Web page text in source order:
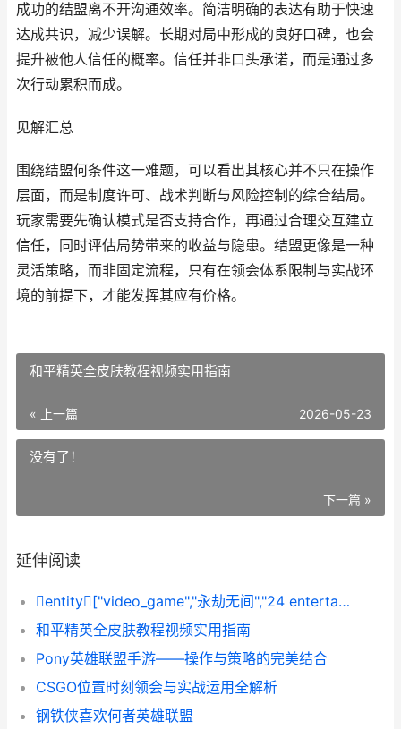
成功的结盟离不开沟通效率。简洁明确的表达有助于快速
达成共识，减少误解。长期对局中形成的良好口碑，也会
提升被他人信任的概率。信任并非口头承诺，而是通过多
次行动累积而成。
见解汇总
围绕结盟何条件这一难题，可以看出其核心并不只在操作
层面，而是制度许可、战术判断与风险控制的综合结局。
玩家需要先确认模式是否支持合作，再通过合理交互建立
信任，同时评估局势带来的收益与隐患。结盟更像是一种
灵活策略，而非固定流程，只有在领会体系限制与实战环
境的前提下，才能发挥其应有价格。
和平精英全皮肤教程视频实用指南
« 上一篇 2026-05-23
没有了！
下一篇 »
延伸阅读
entity["video_game","永劫无间","24 entertainment battle royale"]结盟何条件
和平精英全皮肤教程视频实用指南
Pony英雄联盟手游——操作与策略的完美结合
CSGO位置时刻领会与实战运用全解析
钢铁侠喜欢何者英雄联盟